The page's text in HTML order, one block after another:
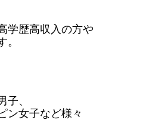
学歴高収入の方や
、
ン女子など様々